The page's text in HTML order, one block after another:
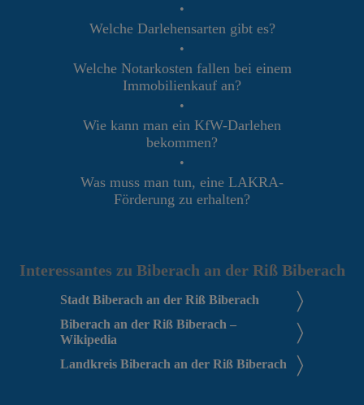
•
Welche Darlehensarten gibt es?
•
Welche Notarkosten fallen bei einem
Immobilienkauf an?
•
Wie kann man ein KfW-Darlehen
bekommen?
•
Was muss man tun, eine LAKRA-
Förderung zu erhalten?
Interessantes zu Biberach an der Riß Biberach
Stadt Biberach an der Riß Biberach
Biberach an der Riß Biberach –
Wikipedia
Landkreis Biberach an der Riß Biberach